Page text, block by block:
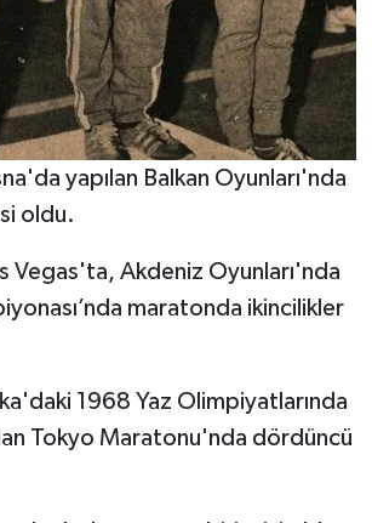
yapılan Balkan Oyunları'nda
oldu.
Vegas'ta, Akdeniz Oyunları'nda
maratonda ikincilikler
1968 Yaz Olimpiyatlarında
Tokyo Maratonu'nda dördüncü